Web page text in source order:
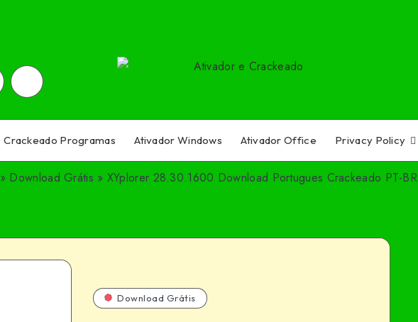
Crackeado Programas Ativador Windows Ativador Office Privacy Policy
» Download Grátis » XYplorer 28.30.1600 Download Portugues Crackeado PT-BR
Download Grátis